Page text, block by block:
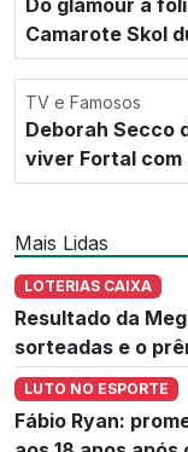
Do glamour à
Camarote Skol
TV e Famosos
Deborah Secco
viver Fortal com
Mais Lidas
LOTERIAS CAIXA
Resultado da
sorteadas e o
LUTO NO ESPORTE
Fábio Ryan: